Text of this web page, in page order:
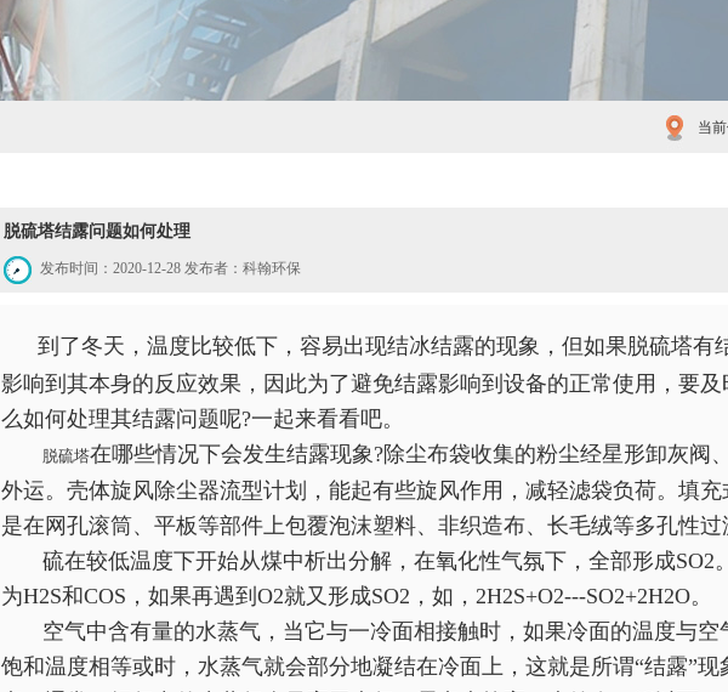
当前
脱硫塔结露问题如何处理
发布时间：2020-12-28 发布者：科翰环保
到了冬天，温度比较低下，容易出现结冰结露的现象，但如果脱硫塔有
影响到其本身的反应效果，因此为了避免结露影响到设备的正常使用，要
么如何处理其结露问题呢?一起来看看吧。
脱硫塔在哪些情况下会发生结露现象?除尘布袋收集的粉尘经星形卸灰阀
外运。壳体旋风除尘器流型计划，能起有些旋风作用，减轻滤袋负荷。填
是在网孔滚筒、平板等部件上包覆泡沫塑料、非织造布、长毛绒等多孔性过
硫在较低温度下开始从煤中析出分解，在氧化性气氛下，全部形成SO2
为H2S和COS，如果再遇到O2就又形成SO2，如，2H2S+O2---SO2+2H2O。
空气中含有量的水蒸气，当它与一冷面相接触时，如果冷面的温度与
饱和温度相等或时，水蒸气就会部分地凝结在冷面上，这就是所谓“结露”